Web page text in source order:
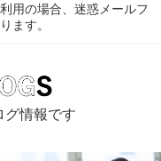
用の場合、迷惑メールフ
ます。
グ情報です